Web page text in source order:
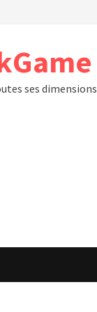
ses dimensions